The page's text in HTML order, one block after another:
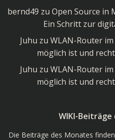
bernd49 zu Open Source in
Ein Schritt zur
Juhu zu WLAN-Router
möglich ist und
Juhu zu WLAN-Router
möglich ist und
WIKI-
Die Beiträge des Monates